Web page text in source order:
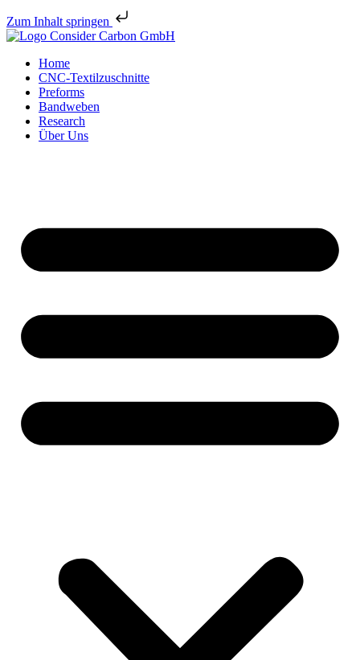
Zum Inhalt springen
Home
CNC-Textilzuschnitte
Preforms
Bandweben
Research
Über Uns